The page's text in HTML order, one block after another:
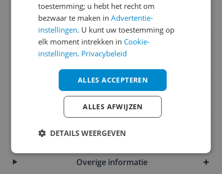
Verpakkingsgewicht
Verpakkingsinhoud
5604415088032
Overige informatie
toestemming; u hebt het recht om
bezwaar te maken inAdvertentie-
instellingen. U kunt uw toestemming op
elk moment intrekken in Cookie-
instellingen. Privacybeleid
ALLES ACCEPTEREN
ALLES AFWIJZEN
DETAILS WEERGEVEN